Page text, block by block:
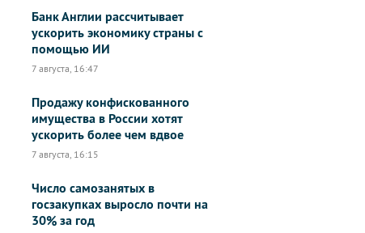
Банк Англии рассчитывает
ускорить экономику страны с
помощью ИИ
7 августа, 16:47
Продажу конфискованного
имущества в России хотят
ускорить более чем вдвое
7 августа, 16:15
Число самозанятых в
госзакупках выросло почти на
30% за год